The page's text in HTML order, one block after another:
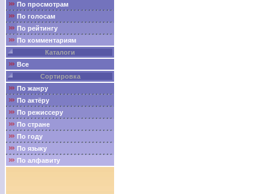
По просмотрам
По голосам
По рейтингу
По комментариям
Каталоги
Все
Сортировка
По жанру
По актёру
По режиссеру
По стране
По году
По языку
По алфавиту